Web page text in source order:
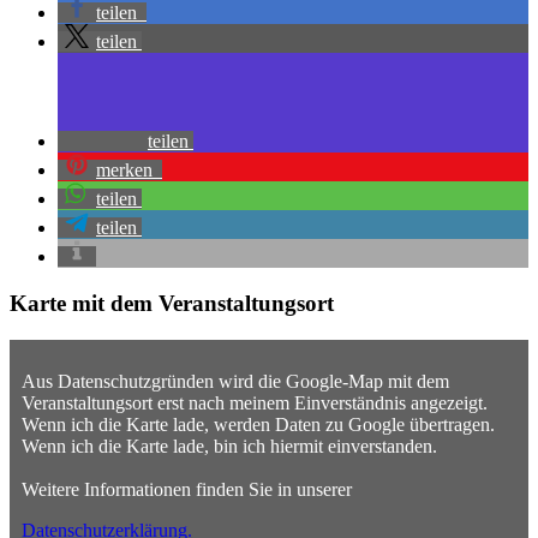
teilen
teilen
teilen
merken
teilen
teilen
Karte mit dem Veranstaltungsort
Aus Datenschutzgründen wird die Google-Map mit dem
Veranstaltungsort erst nach meinem Einverständnis angezeigt.
Wenn ich die Karte lade, werden Daten zu Google übertragen.
Wenn ich die Karte lade, bin ich hiermit einverstanden.
Weitere Informationen finden Sie in unserer
Datenschutzerklärung.